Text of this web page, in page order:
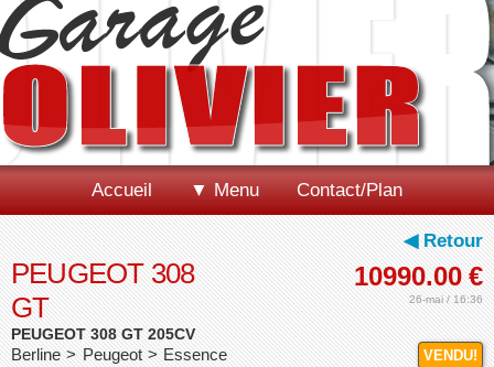
Accueil ▼ Menu Contact/Plan
◀ Retour
10990.00 €
26-mai / 16:36
VENDU!
PEUGEOT 308
GT
PEUGEOT 308 GT 205CV
Berline > Peugeot > Essence